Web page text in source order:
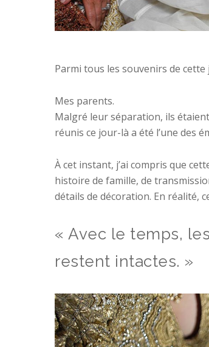
Parmi tous les souvenirs de
Mes parents.
Malgré leur séparation, ils
réunis ce jour-là a été l’une des
À cet instant, j’ai compris que
histoire de famille, de
détails de décoration. En réalité,
« Avec le temps,
restent intactes. »